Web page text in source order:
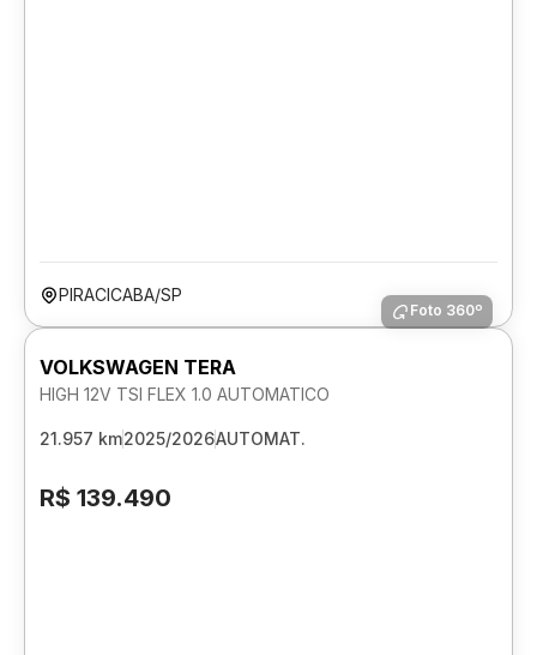
PIRACICABA/SP
Foto 360º
VOLKSWAGEN TERA
HIGH 12V TSI FLEX 1.0 AUTOMATICO
21.957 km2025/2026AUTOMAT.
R$ 139.490